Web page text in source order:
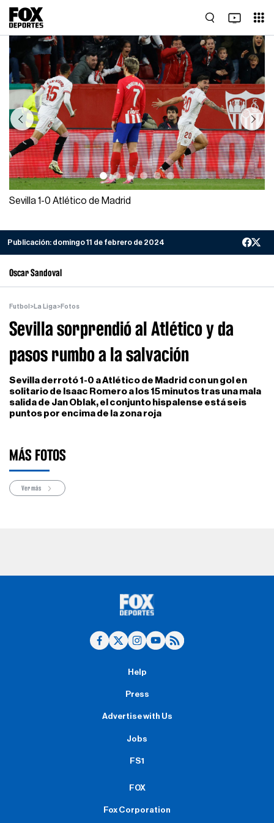
Previous Next
Sevilla 1-0 Atlético de Madrid
Publicación: domingo 11 de febrero de 2024
Oscar Sandoval
Futbol >La Liga>Fotos
Sevilla sorprendió al Atlético y da
pasos rumbo a la salvación
Sevilla derrotó 1-0 a Atlético de Madrid con un gol en
solitario de Isaac Romero a los 15 minutos tras una mala
salida de Jan Oblak, el conjunto hispalense está seis
puntos por encima de la zona roja
MÁS FOTOS
Ver más
Help
Press
Advertise with Us
Jobs
FS1
FOX
Fox Corporation